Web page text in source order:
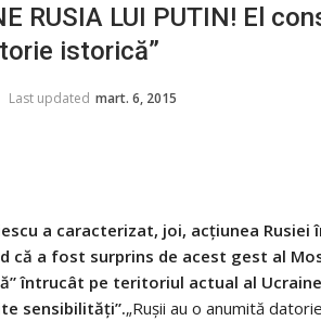
RUSIA LUI PUTIN! El
istorică”
Last updated mart. 6, 2015
a caracterizat, joi, acţiunea Rusiei
că a fost surprins de acest gest al
întrucât pe teritoriul actual al
sensibilităţi”.„Ruşii au o anumită